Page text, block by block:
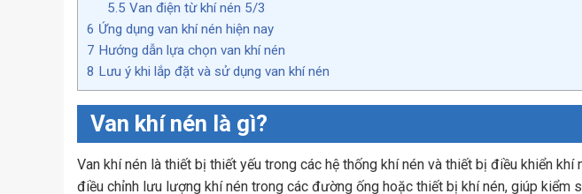
5.5 Van điện từ khí nén 5/3
6 Ứng dụng van khí nén hiện nay
7 Hướng dẫn lựa chọn van khí nén
8 Lưu ý khi lắp đặt và sử dụng van khí nén
Van khí nén là gì?
Van khí nén là thiết bị thiết yếu trong các hệ thống khí nén và thiết bị điều khiển khí
điều chỉnh lưu lượng khí nén trong các đường ống hoặc thiết bị khí nén, giúp kiểm